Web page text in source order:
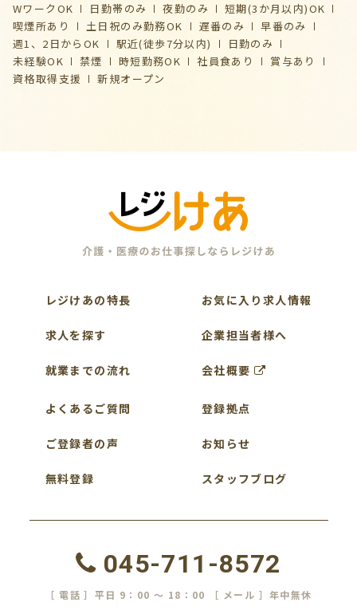
WワークOK
日勤帯のみ 夜勤のみ
短期(3か月以内)OK
喫煙所あり
土日祝のみ勤務OK 遅番のみ
早番のみ
週1、2日からOK
駅近(徒歩7分以内)
日勤のみ
未経験OK
禁煙 時短勤務OK 社員食あり
賞与あり
資格取得支援
新規オープン
レジけあの特長
求人を探す
就業までの流れ
よくあるご質問
ご登録者の声
無料登録
お気に入り求人情報
企業担当者様へ
会社概要
登録拠点
お知らせ
スタッフブログ
045-711-8572
［ 電話 ］平日 9：00 ～ 18：00 ［ メール ］年中無休